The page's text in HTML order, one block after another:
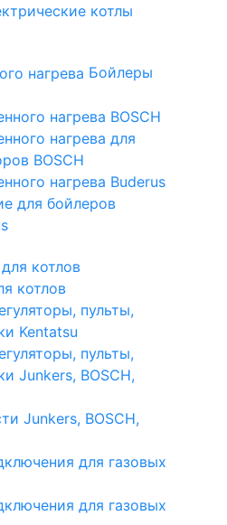
котлы
Бойлеры
нагрева BOSCH
нагрева для
BOSCH
нагрева Buderus
для бойлеров
котлов
пульты,
Kentatsu
пульты,
Junkers, BOSCH,
Junkers, BOSCH,
для газовых
для газовых